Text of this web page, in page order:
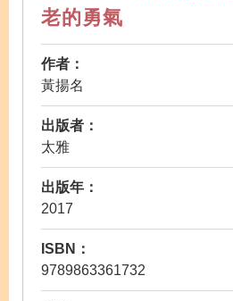
老的勇氣
作者：
黃揚名
出版者：
太雅
出版年：
2017
ISBN：
9789863361732